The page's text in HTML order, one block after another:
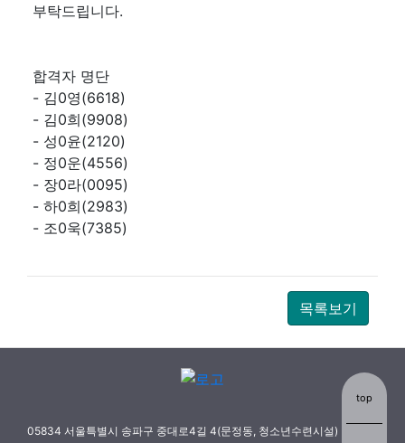
부탁드립니다.
합격자 명단
- 김0영(6618)
- 김0희(9908)
- 성0윤(2120)
- 정0운(4556)
- 장0라(0095)
- 하0희(2983)
- 조0욱(7385)
목록보기
05834 서울특별시 송파구 중대로4길 4(문정동, 청소년수련시설)
top